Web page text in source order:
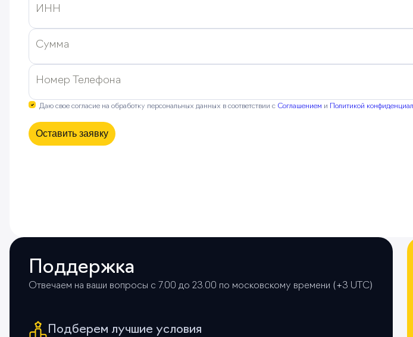
ИНН
Сумма
Номер Телефона
Даю свое согласие на обработку персональных данных в соответствии с Соглашением и Политикой
Оставить заявку
Поддержка
Отвечаем на ваши вопросы с 7.00 до 23.00 по московскому времени (+3 UTС)
Подберем лучшие условия